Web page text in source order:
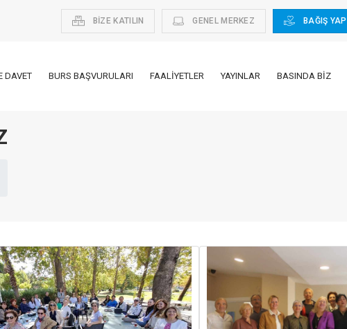
BİZE KATILIN GENEL MERKEZ BAĞIŞ YAP
DAVET BURS BAŞVURULARI FAALIYETLER YAYINLAR BASINDA BIZ